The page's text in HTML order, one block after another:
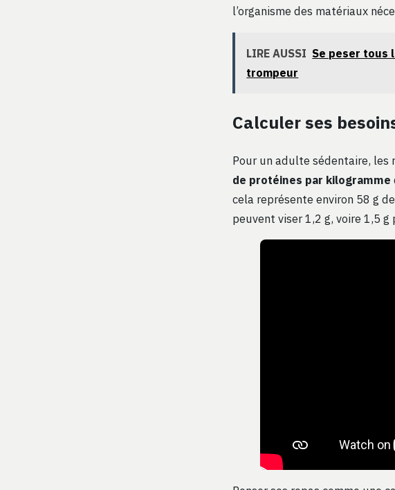
l’organisme des matériaux
LIRE AUSSI Se peser tous
trompeur
Calculer ses
Pour un adulte sédentaire, les
de protéines par kilogramme
cela représente environ 58 g
peuvent viser 1,2 g, voire 1,5